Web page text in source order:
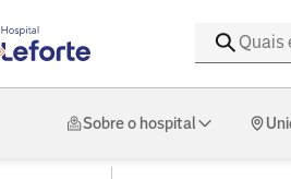
Sobre o hospital